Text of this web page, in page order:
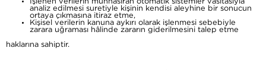
İşlenen verilerin münhasıran otomatik sistemler vasıtasıyla
analiz edilmesi suretiyle kişinin kendisi aleyhine bir sonucun
ortaya çıkmasına itiraz etme,
Kişisel verilerin kanuna aykırı olarak işlenmesi sebebiyle
zarara uğraması hâlinde zararın giderilmesini talep etme
haklarına sahiptir.